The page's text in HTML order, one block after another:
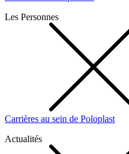
Les Personnes
Carrières au sein de Poloplast
Actualités